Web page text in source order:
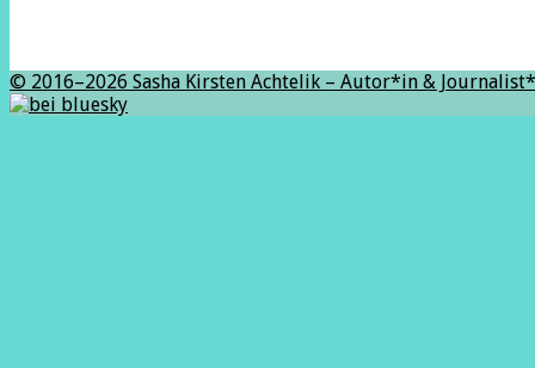
© 2016–2026 Sasha Kirsten Achtelik – Autor*in &